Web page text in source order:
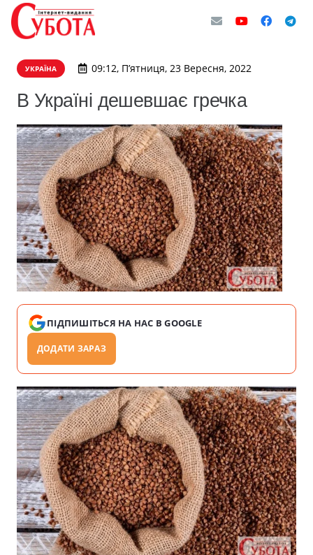
УКРАЇНА 09:12, П’ятниця, 23 Вересня, 2022
В Україні дешевшає гречка
ПІДПИШІТЬСЯ НА НАС В GOOGLE
ДОДАТИ ЗАРАЗ